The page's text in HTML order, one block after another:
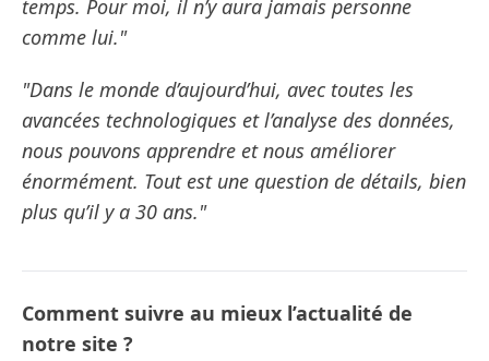
temps. Pour moi, il n’y aura jamais personne
comme lui."
"Dans le monde d’aujourd’hui, avec toutes les
avancées technologiques et l’analyse des données,
nous pouvons apprendre et nous améliorer
énormément. Tout est une question de détails, bien
plus qu’il y a 30 ans."
Comment suivre au mieux l’actualité de
notre site ?